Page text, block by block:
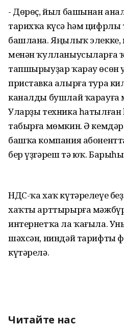
- Дөрөҫ, йыл башынан
тарихҡа күсә һәм цифрлы
башлана. Яңылыҡ элекке,
менән ҡулланыусыларға
тапшырыуҙар ҡарау өсөн
приставка алырға тура
каналды бушлай ҡарауға
Уларҙы техника һатылған
табырға мөмкин. Ә
башҡа компания
бер үҙгәреш тә юҡ.
НДС-ҡа хаҡ күтәрелеүе
хаҡты арттырырға
интернетҡа ла ҡағыла.
шәхсән, ниндәй тарифты
күтәрелә.
Читайте нас